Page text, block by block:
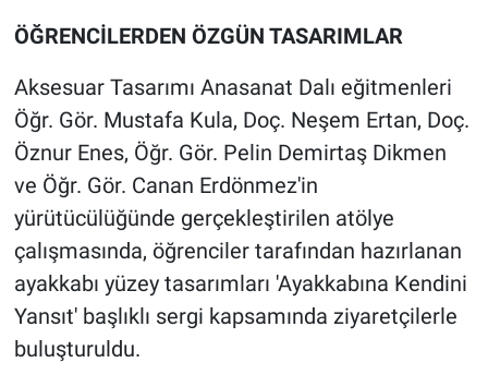
ÖĞRENCİLERDEN ÖZGÜN TASARIMLAR
Aksesuar Tasarımı Anasanat Dalı eğitmenleri
Öğr. Gör. Mustafa Kula, Doç. Neşem Ertan, Doç.
Öznur Enes, Öğr. Gör. Pelin Demirtaş Dikmen
ve Öğr. Gör. Canan Erdönmez'in
yürütücülüğünde gerçekleştirilen atölye
çalışmasında, öğrenciler tarafından hazırlanan
ayakkabı yüzey tasarımları 'Ayakkabına Kendini
Yansıt' başlıklı sergi kapsamında ziyaretçilerle
buluşturuldu.